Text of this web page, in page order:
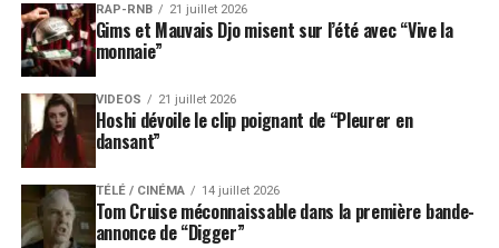
RAP-RNB 21 juillet 2026
Gims et Mauvais Djo misent sur l’été avec “Vive la
monnaie”
VIDEOS 21 juillet 2026
Hoshi dévoile le clip poignant de “Pleurer en
dansant”
TÉLÉ / CINÉMA 14 juillet 2026
Tom Cruise méconnaissable dans la première bande-
annonce de “Digger”